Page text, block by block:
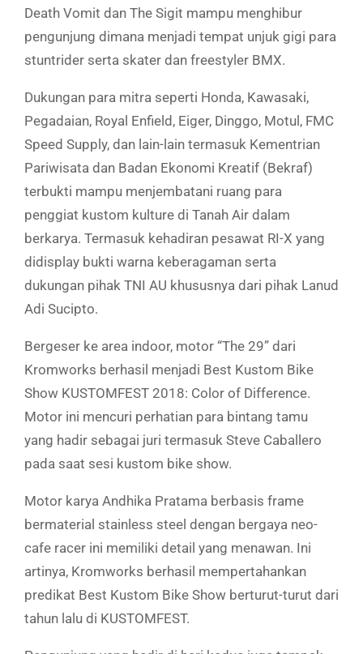
Death Vomit dan The Sigit mampu menghibur
pengunjung dimana menjadi tempat unjuk gigi para
stuntrider serta skater dan freestyler BMX.
Dukungan para mitra seperti Honda, Kawasaki,
Pegadaian, Royal Enfield, Eiger, Dinggo, Motul, FMC
Speed Supply, dan lain-lain termasuk Kementrian
Pariwisata dan Badan Ekonomi Kreatif (Bekraf)
terbukti mampu menjembatani ruang para
penggiat kustom kulture di Tanah Air dalam
berkarya. Termasuk kehadiran pesawat RI-X yang
didisplay bukti warna keberagaman serta
dukungan pihak TNI AU khususnya dari pihak Lanud
Adi Sucipto.
Bergeser ke area indoor, motor “The 29” dari
Kromworks berhasil menjadi Best Kustom Bike
Show KUSTOMFEST 2018: Color of Difference.
Motor ini mencuri perhatian para bintang tamu
yang hadir sebagai juri termasuk Steve Caballero
pada saat sesi kustom bike show.
Motor karya Andhika Pratama berbasis frame
bermaterial stainless steel dengan bergaya neo-
cafe racer ini memiliki detail yang menawan. Ini
artinya, Kromworks berhasil mempertahankan
predikat Best Kustom Bike Show berturut-turut dari
tahun lalu di KUSTOMFEST.